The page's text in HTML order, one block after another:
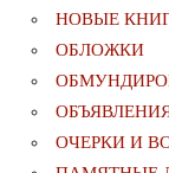
НОВЫЕ
ОБЛОЖКИ
ОЧЕРКИ И